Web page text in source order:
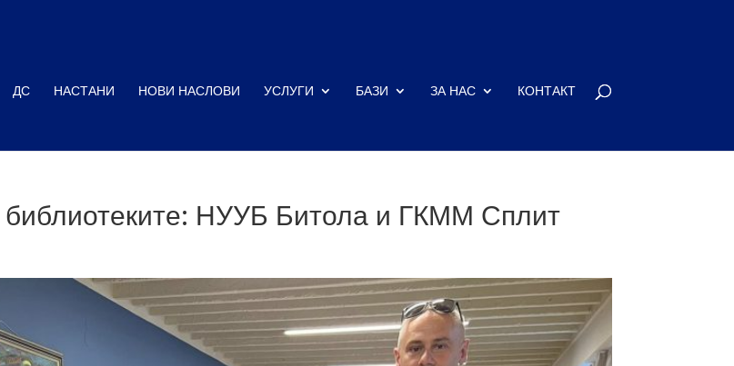
ДС НАСТАНИ НОВИ НАСЛОВИ УСЛУГИ БАЗИ ЗА НАС КОНТАКТ
библиотеките: НУУБ Битола и ГКММ Сплит